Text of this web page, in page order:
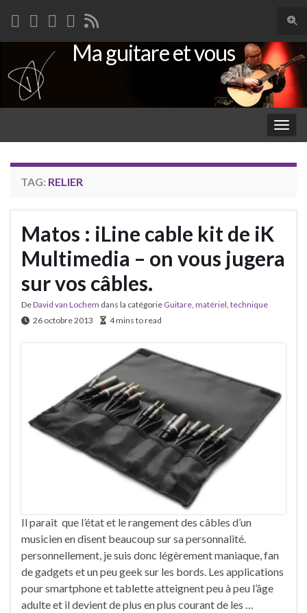
Search for:
Ma guitare et vous
TAG: RELIER
Matos : iLine cable kit de iK
Multimedia – on vous jugera
sur vos câbles.
DeDavid van Lochem dans la catégorie Guitare matériel technique
26 octobre 2013
4 mins to read
Il parait que l’état et le rangement des câbles d’un
musicien en disent beaucoup sur sa personnalité.
personnellement, je suis donc légèrement maniaque, fan
de gadgets et un peu geek sur les bords. Les applications
pour smartphone et tablette atteignent peu à peu l’âge
adulte et il devient de plus en plus courant de les …